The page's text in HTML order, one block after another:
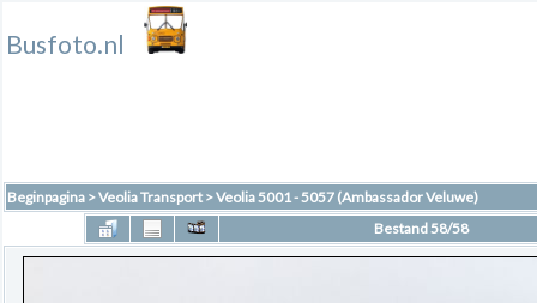
Busfoto.nl
Beginpagina >Veolia Transport >Veolia 5001 - 5057 (Ambassador Veluwe)
Bestand 58/58